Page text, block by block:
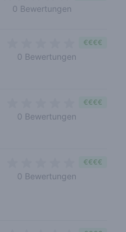
0 Bewertungen
0 Bewertungen
€€€€
0 Bewertungen
€€€€
0 Bewertungen
€€€€